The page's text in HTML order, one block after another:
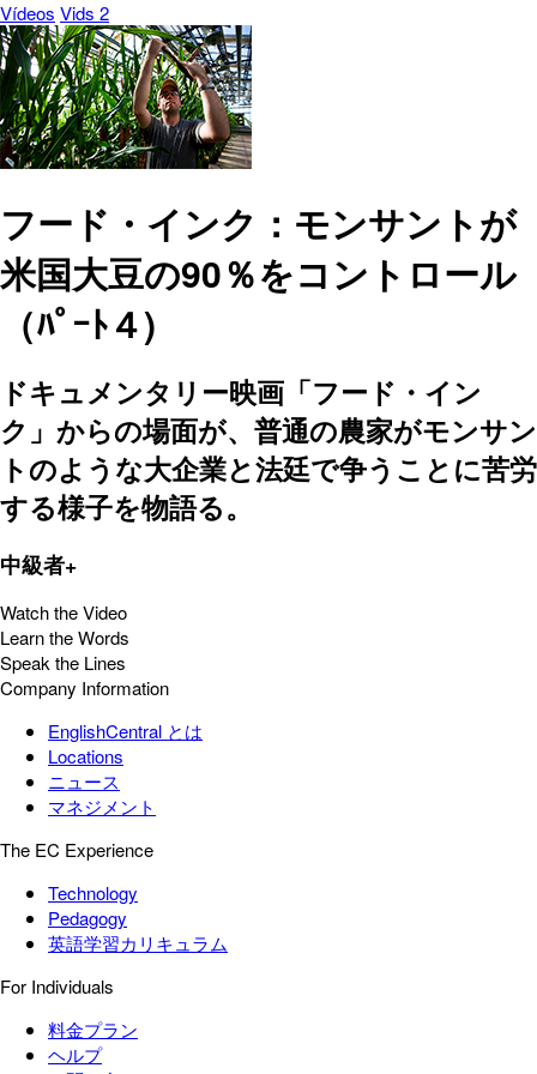
Vídeos Vids 2
フード・インク：モンサントが
米国大豆の90％をコントロール
（ﾊﾟｰﾄ４)
ドキュメンタリー映画「フード・イン
ク」からの場面が、普通の農家がモンサン
トのような大企業と法廷で争うことに苦労
する様子を物語る。
中級者+
Watch the Video
Learn the Words
Speak the Lines
Company Information
EnglishCentral とは
Locations
ニュース
マネジメント
The EC Experience
Technology
Pedagogy
英語学習カリキュラム
For Individuals
料金プラン
ヘルプ